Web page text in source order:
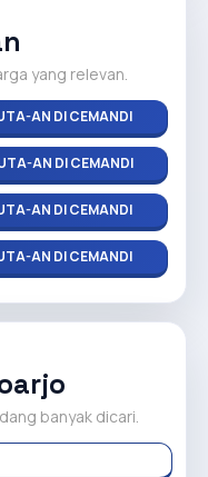
yang relevan.
AN DI CEMANDI
AN DI CEMANDI
AN DI CEMANDI
AN DI CEMANDI
banyak dicari.